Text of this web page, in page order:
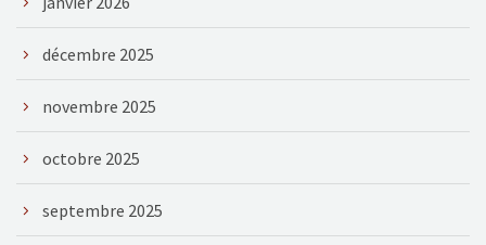
décembre 2025
novembre 2025
octobre 2025
septembre 2025